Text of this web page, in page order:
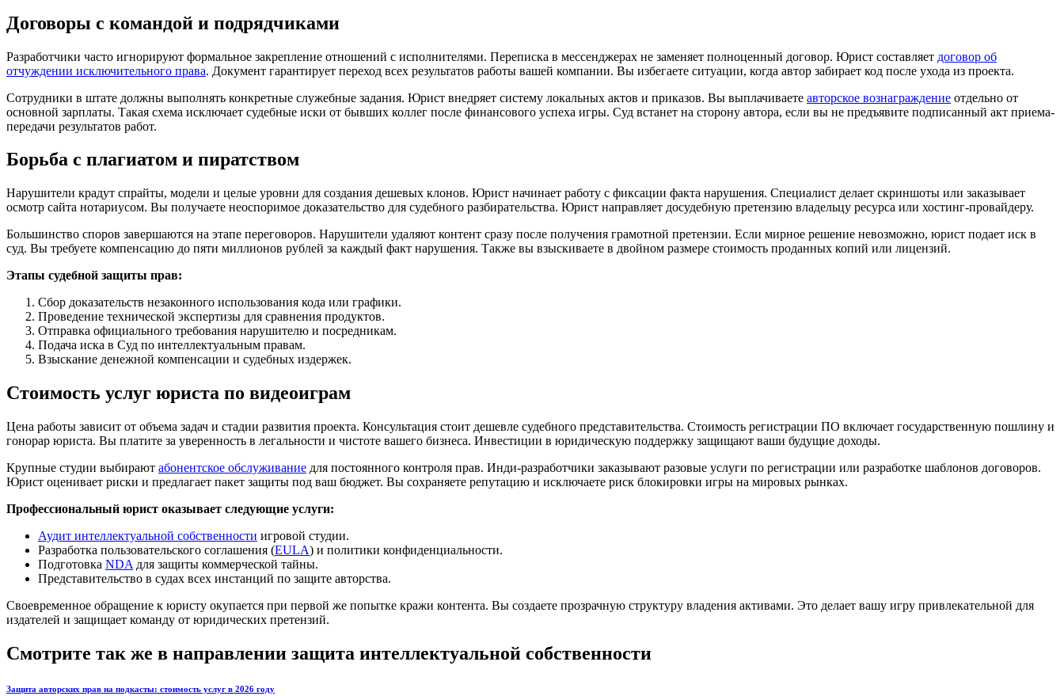
Договоры с командой и подрядчиками
Разработчики часто игнорируют формальное закрепление отношений с исполнителями. Переписка в мессенджерах не заменяет полноценный договор. Юрист составляет договор об
отчуждении исключительного права. Документ гарантирует переход всех результатов работы вашей компании. Вы избегаете ситуации, когда автор забирает код после ухода из проекта.
Сотрудники в штате должны выполнять конкретные служебные задания. Юрист внедряет систему локальных актов и приказов. Вы выплачиваете авторское вознаграждение отдельно от
основной зарплаты. Такая схема исключает судебные иски от бывших коллег после финансового успеха игры. Суд встанет на сторону автора, если вы не предъявите подписанный акт приема-
передачи результатов работ.
Борьба с плагиатом и пиратством
Нарушители крадут спрайты, модели и целые уровни для создания дешевых клонов. Юрист начинает работу с фиксации факта нарушения. Специалист делает скриншоты или заказывает
осмотр сайта нотариусом. Вы получаете неоспоримое доказательство для судебного разбирательства. Юрист направляет досудебную претензию владельцу ресурса или хостинг-провайдеру.
Большинство споров завершаются на этапе переговоров. Нарушители удаляют контент сразу после получения грамотной претензии. Если мирное решение невозможно, юрист подает иск в
суд. Вы требуете компенсацию до пяти миллионов рублей за каждый факт нарушения. Также вы взыскиваете в двойном размере стоимость проданных копий или лицензий.
Этапы судебной защиты прав:
Сбор доказательств незаконного использования кода или графики.
Проведение технической экспертизы для сравнения продуктов.
Отправка официального требования нарушителю и посредникам.
Подача иска в Суд по интеллектуальным правам.
Взыскание денежной компенсации и судебных издержек.
Стоимость услуг юриста по видеоиграм
Цена работы зависит от объема задач и стадии развития проекта. Консультация стоит дешевле судебного представительства. Стоимость регистрации ПО включает государственную пошлину и
гонорар юриста. Вы платите за уверенность в легальности и чистоте вашего бизнеса. Инвестиции в юридическую поддержку защищают ваши будущие доходы.
Крупные студии выбирают абонентское обслуживание для постоянного контроля прав. Инди-разработчики заказывают разовые услуги по регистрации или разработке шаблонов договоров.
Юрист оценивает риски и предлагает пакет защиты под ваш бюджет. Вы сохраняете репутацию и исключаете риск блокировки игры на мировых рынках.
Профессиональный юрист оказывает следующие услуги:
Аудит интеллектуальной собственности игровой студии.
Разработка пользовательского соглашения (EULA) и политики конфиденциальности.
Подготовка NDA для защиты коммерческой тайны.
Представительство в судах всех инстанций по защите авторства.
Своевременное обращение к юристу окупается при первой же попытке кражи контента. Вы создаете прозрачную структуру владения активами. Это делает вашу игру привлекательной для
издателей и защищает команду от юридических претензий.
Смотрите так же в направлении защита интеллектуальной собственности
Защита авторских прав на подкасты: стоимость услуг в 2026 году